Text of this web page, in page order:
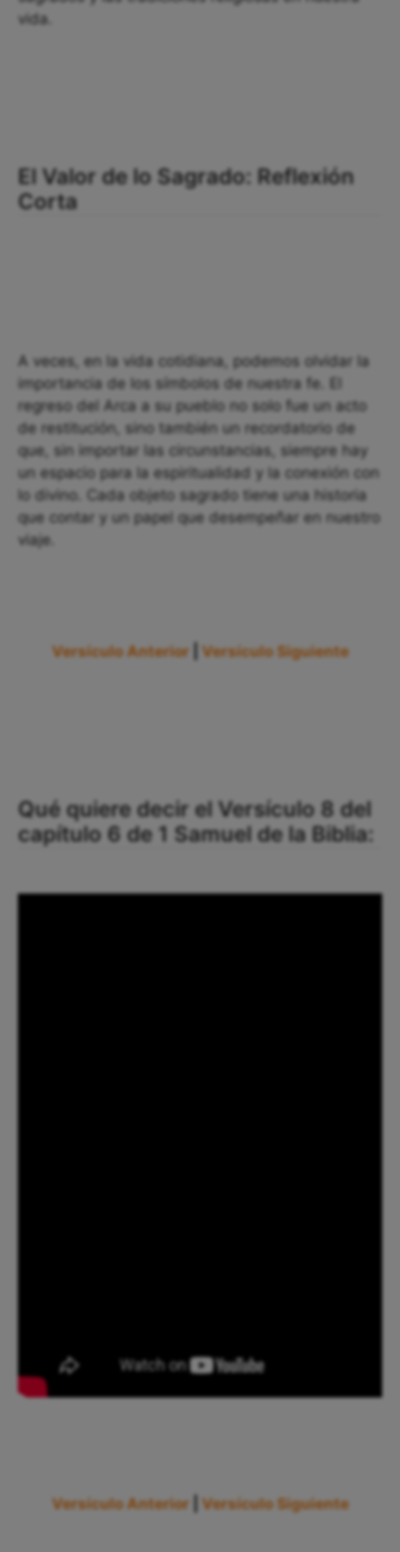
vida.
El Valor de lo Sagrado: Reflexión
Corta
A veces, en la vida cotidiana, podemos olvidar la
importancia de los símbolos de nuestra fe. El
regreso del Arca a su pueblo no solo fue un acto
de restitución, sino también un recordatorio de
que, sin importar las circunstancias, siempre hay
un espacio para la espiritualidad y la conexión con
lo divino. Cada objeto sagrado tiene una historia
que contar y un papel que desempeñar en nuestro
viaje.
Versículo Anterior Versículo Siguiente
Qué quiere decir el Versículo 8 del
capítulo 6 de 1 Samuel de la Biblia:
Versículo Anterior Versículo Siguiente